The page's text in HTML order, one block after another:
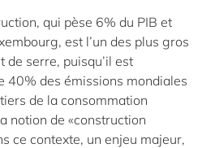
qui pèse 6% du PIB et
est l’un des plus gros
serre, puisqu’il est
40% des émissions mondiales
de la consommation
notion de «construction
ce contexte, un enjeu majeur,